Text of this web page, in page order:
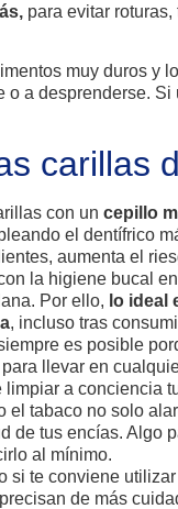
para evitar
muy duros y
o a desprenderse.
carillas
con un cepillo
el dentífrico
aumenta el
la higiene bucal
Por ello, lo ideal
, incluso tras
es posible
llevar en
limpiar a conciencia
el tabaco no solo
de tus encías. Algo
al mínimo.
si te conviene
de más